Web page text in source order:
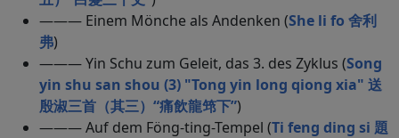
——— Einem Mönche als Andenken (She li fo 舍利
弗)
——— Yin Schu zum Geleit, das 3. des Zyklus (Song
yin shu san shou (3) "Tong yin long qiong xia" 送
殷淑三首（其三）“痛飲龍筇下”)
——— Auf dem Föng-ting-Tempel (Ti feng ding si 題